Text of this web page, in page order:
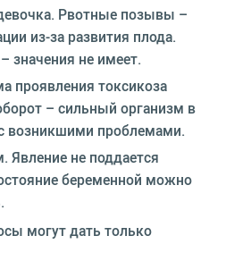
Рвотные позывы –
из-за развития плода.
значения не имеет.
проявления токсикоза
– сильный организм в
возникшими проблемами.
Явление не поддается
беременной можно
могут дать только